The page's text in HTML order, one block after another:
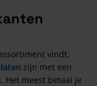
vindt,
zijn met een
Het meest betaal je